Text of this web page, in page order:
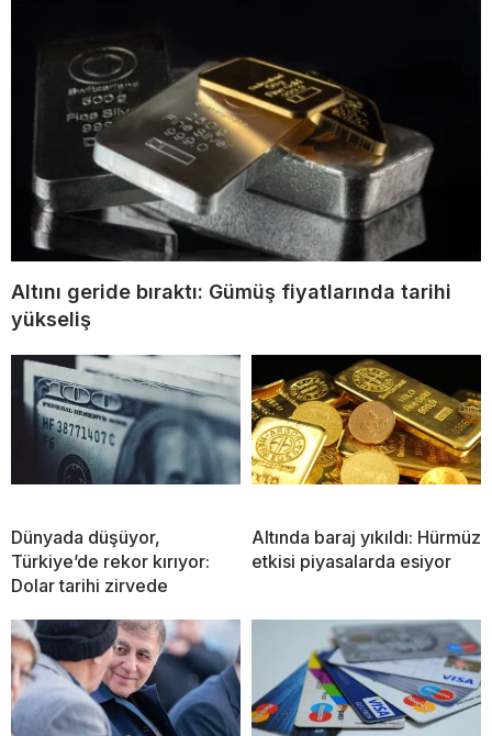
Altını geride bıraktı: Gümüş fiyatlarında tarihi
yükseliş
Dünyada düşüyor,
Türkiye’de rekor kırıyor:
Dolar tarihi zirvede
Altında baraj yıkıldı: Hürmüz
etkisi piyasalarda esiyor